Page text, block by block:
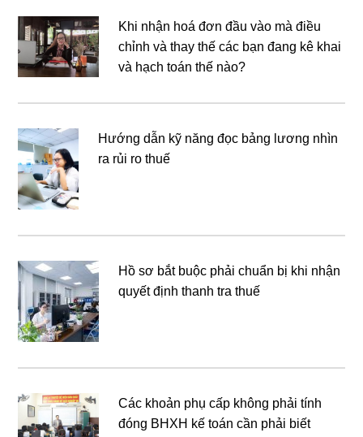
Khi nhận hoá đơn đầu vào mà điều
chỉnh và thay thế các bạn đang kê khai
và hạch toán thế nào?
Hướng dẫn kỹ năng đọc bảng lương nhìn
ra rủi ro thuế
Hồ sơ bắt buộc phải chuẩn bị khi nhận
quyết định thanh tra thuế
Các khoản phụ cấp không phải tính
đóng BHXH kế toán cần phải biết